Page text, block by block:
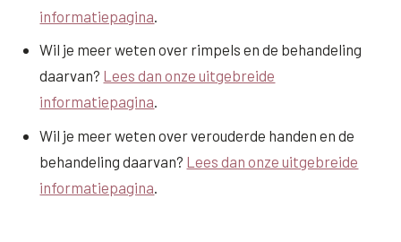
informatiepagina
Wil je meer weten over rimpels en de behandeling
daarvan? Lees dan onze uitgebreide
informatiepagina.
Wil je meer weten over verouderde handen en de
behandeling daarvan? Lees dan onze uitgebreide
informatiepagina